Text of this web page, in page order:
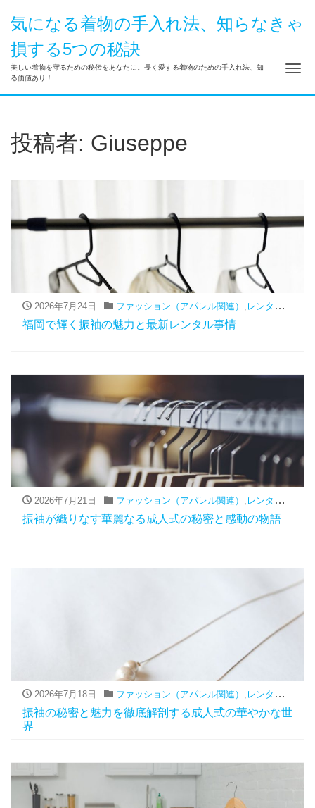
気になる着物の手入れ法、知らなきゃ
損する5つの秘訣
美しい着物を守るための秘伝をあなたに。長く愛する着物のための手入れ法、知
る価値あり！
ナ
投稿者: Giuseppe
2026年7月24日 ファッション（アパレル関連） , レンタル ,
福岡で輝く振袖の魅力と最新レンタル事情
2026年7月21日 ファッション（アパレル関連） レンタル ,
振袖が織りなす華麗なる成人式の秘密と感動の物語
2026年7月18日 ファッション（アパレル関連） , レンタル ,
振袖の秘密と魅力を徹底解剖する成人式の華やかな世
界